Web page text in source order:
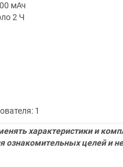
мАч
2 Ч
1
характеристики и
ознакомительных целей и